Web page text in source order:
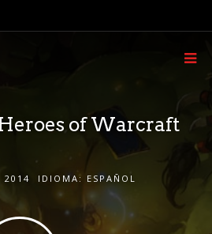
of Warcraft
2014 IDIOMA: ESPAÑOL